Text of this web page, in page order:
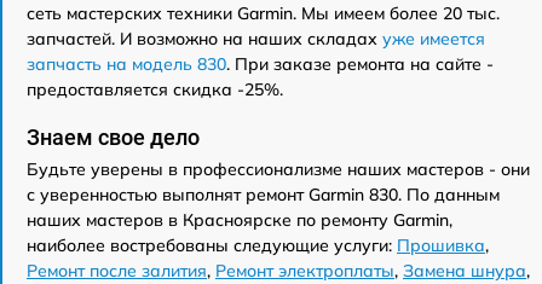
сеть мастерских техники Garmin. Мы имеем более 20 тыс.
запчастей. И возможно на наших складах уже имеется
запчасть на модель 830. При заказе ремонта на сайте -
предоставляется скидка -25%.
Знаем свое дело
Будьте уверены в профессионализме наших мастеров - они
с уверенностью выполнят ремонт Garmin 830. По данным
наших мастеров в Красноярске по ремонту Garmin,
наиболее востребованы следующие услуги: Прошивка,
Ремонт после залития, Ремонт электроплаты, Замена шнура,